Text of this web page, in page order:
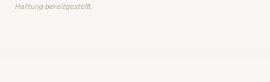
Haftung bereitgestellt.